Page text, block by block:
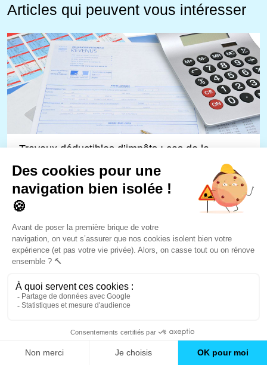
Articles qui peuvent vous intéresser
Travaux déductibles d’impôts : cas de la